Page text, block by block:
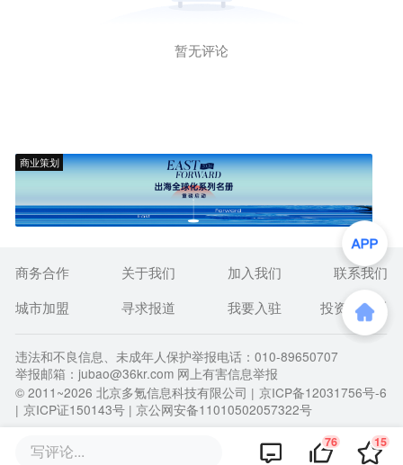
暂无评论
商业策划
写评论... 76 15
商务合作 关于我们 加入我们
联系我们
城市加盟
寻求报道 我要入驻 投资者关系
违法和不良信息、未成年人保护举报电话：010-89650707
举报邮箱：jubao@36kr.com 网上有害信息举报
© 2011~2026 北京多氪信息科技有限公司 | 京ICP备12031756号-6
| 京ICP证150143号 | 京公网安备11010502057322号